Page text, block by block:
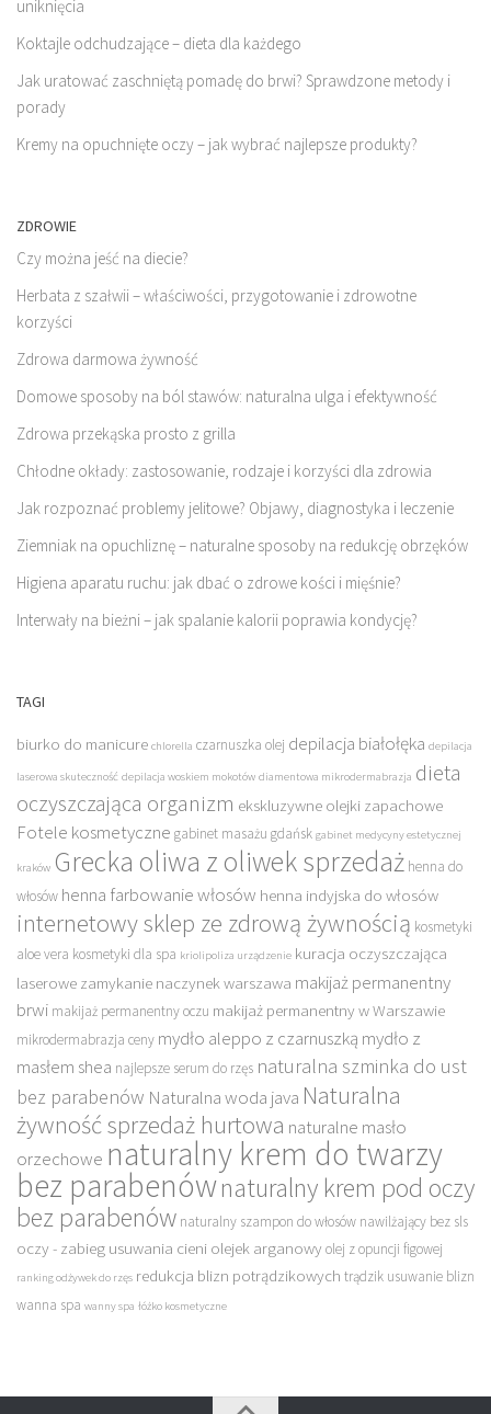
uniknięcia
Koktajle odchudzające – dieta dla każdego
Jak uratować zaschniętą pomadę do brwi? Sprawdzone metody i
porady
Kremy na opuchnięte oczy – jak wybrać najlepsze produkty?
ZDROWIE
Czy można jeść na diecie?
Herbata z szałwii – właściwości, przygotowanie i zdrowotne
korzyści
Zdrowa darmowa żywność
Domowe sposoby na ból stawów: naturalna ulga i efektywność
Zdrowa przekąska prosto z grilla
Chłodne okłady: zastosowanie, rodzaje i korzyści dla zdrowia
Jak rozpoznać problemy jelitowe? Objawy, diagnostyka i leczenie
Ziemniak na opuchliznę – naturalne sposoby na redukcję obrzęków
Higiena aparatu ruchu: jak dbać o zdrowe kości i mięśnie?
Interwały na bieżni – jak spalanie kalorii poprawia kondycję?
TAGI
biurko do manicure chlorella czarnuszka olej depilacja białołęka depilacja
laserowa skuteczność depilacja woskiem mokotów diamentowa mikrodermabrazja dieta
oczyszczająca organizm ekskluzywne olejki zapachowe
Fotele kosmetyczne gabinet masażu gdańsk gabinet medycyny estetycznej
kraków Grecka oliwa z oliwek sprzedaż henna do
włosów henna farbowanie włosów henna indyjska do włosów
internetowy sklep ze zdrową żywnością kosmetyki
aloe vera kosmetyki dla spa kriolipoliza urządzenie kuracja oczyszczająca
laserowe zamykanie naczynek warszawa makijaż permanentny
brwi makijaż permanentny oczu makijaż permanentny w Warszawie
mikrodermabrazja ceny mydło aleppo z czarnuszką mydło z
masłem shea najlepsze serum do rzęs naturalna szminka do ust
bez parabenów Naturalna woda java Naturalna
żywność sprzedaż hurtowa naturalne masło
orzechowe naturalny krem do twarzy
bez parabenównaturalny krem pod oczy
bez parabenów naturalny szampon do włosów nawilżający bez sls
oczy - zabieg usuwania cieni olejek arganowy olej z opuncji figowej
ranking odżywek do rzęs redukcja blizn potrądzikowych trądzik usuwanie blizn
wanna spa wanny spa łóżko kosmetyczne